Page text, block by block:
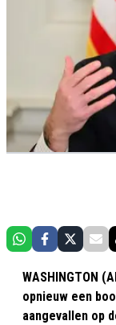
WASHINGTON
opnieuw een
aangevallen op